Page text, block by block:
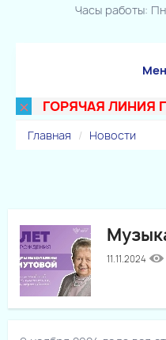
Часы работы:
× ГОРЯЧАЯ ЛИНИЯ
Главная Новости
11.11.2024